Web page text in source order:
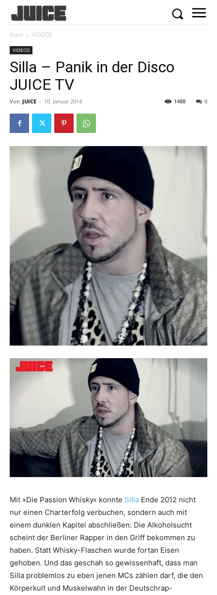
Start VIDEOS
VIDEOS
Silla – Panik in der Disco
JUICE TV
Von JUICE - 10. Januar 2014 0
1488
Mit »Die Passion Whisky« konnte Silla Ende 2012 nicht
nur einen Charterfolg verbuchen, sondern auch mit
einem dunklen Kapitel abschließen: Die Alkoholsucht
scheint der Berliner Rapper in den Griff bekommen zu
haben. Statt Whisky-Flaschen wurde fortan Eisen
gehoben. Und das geschah so gewissenhaft, dass man
Silla problemlos zu eben jenen MCs zählen darf, die den
Körperkult und Muskelwahn in der Deutschrap-